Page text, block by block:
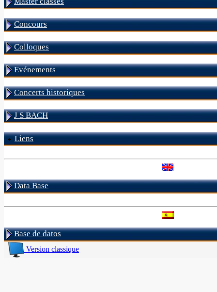
Concours
Colloques
Evénements
Concerts historiques
J S BACH
Liens
Data Base
Base de datos
Version classique